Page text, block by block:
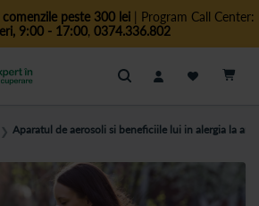
peste 300 lei| Program Call Center:
9:00 - 17:00, 0374.336.802
Cautare
❯ Aparatul de aerosoli si beneficiile lui in alergia la